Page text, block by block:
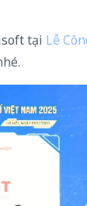
tại Lễ